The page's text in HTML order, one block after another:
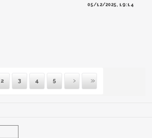
05/12/2025, 19:14
2 3 4 5
Suivante
Dernière